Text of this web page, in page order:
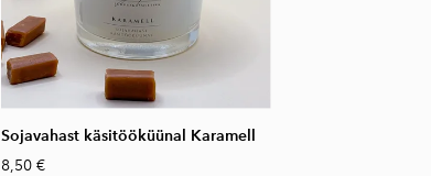
Sojavahast käsitööküünal Karamell
8,50 €